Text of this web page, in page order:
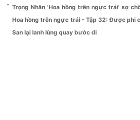
Trọng Nhân 'Hoa hồng trên ngực trái' sợ
Hoa hồng trên ngực trái - Tập 32: Được phi
San lại lanh lùng quay bước đi